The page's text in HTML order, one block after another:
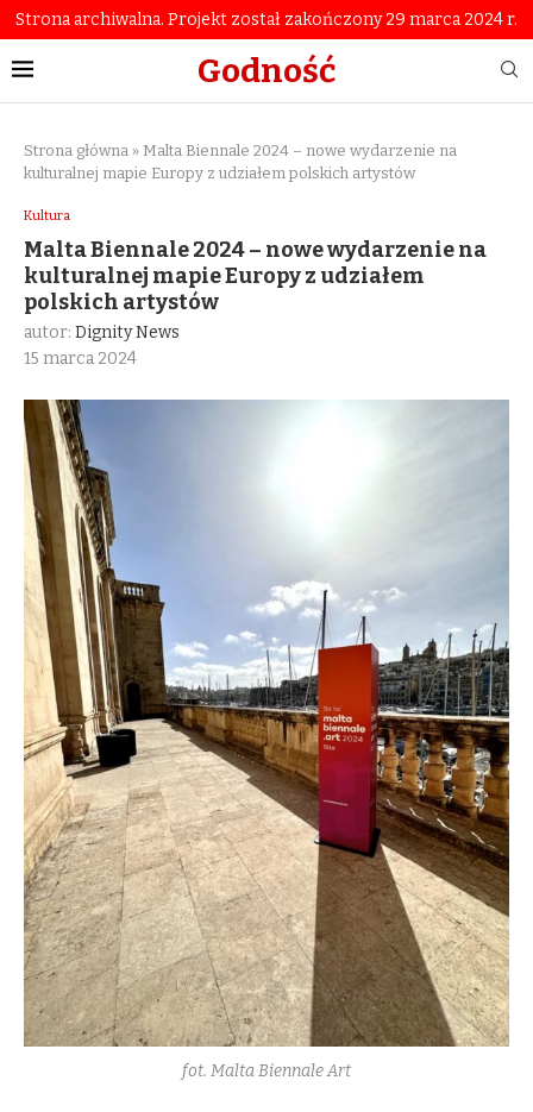
Strona archiwalna. Projekt został zakończony 29 marca 2024 r.
Godność
Strona główna » Malta Biennale 2024 – nowe wydarzenie na
kulturalnej mapie Europy z udziałem polskich artystów
Kultura
Malta Biennale 2024 – nowe wydarzenie na
kulturalnej mapie Europy z udziałem
polskich artystów
autor: Dignity News
15 marca 2024
fot. Malta Biennale Art